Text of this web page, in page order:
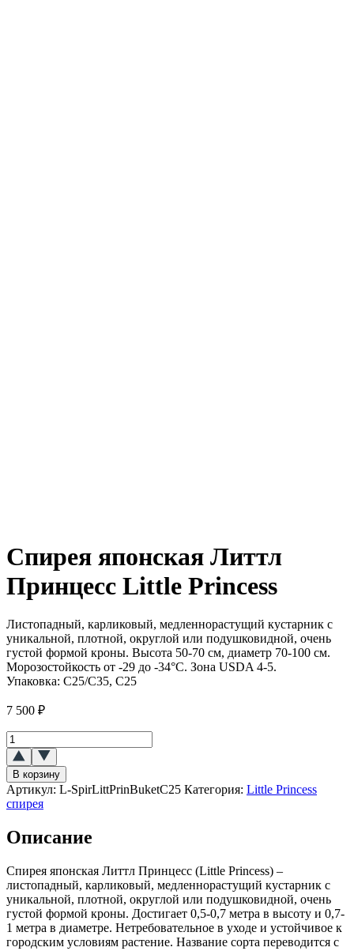
Спирея японская Литтл
Принцесс Little Princess
Листопадный, карликовый, медленнорастущий кустарник с
уникальной, плотной, округлой или подушковидной, очень
густой формой кроны. Высота 50-70 см, диаметр 70-100 см.
Морозостойкость от -29 до -34°C. Зона USDA 4-5.
Упаковка: C25/C35, С25
7 500 ₽
Количество
товара
Спирея
японская
Литтл
Принцесс
Princess)
В корзину
Артикул: L-SpirLittPrinBuketC25 Категория: Little Princess
спирея
Описание
Спирея японская Литтл Принцесс (Little Princess) –
листопадный, карликовый, медленнорастущий кустарник с
уникальной, плотной, округлой или подушковидной, очень
густой формой кроны. Достигает 0,5-0,7 метра в высоту и 0,7-
1 метра в диаметре. Нетребовательное в уходе и устойчивое к
городским условиям растение. Название сорта переводится с